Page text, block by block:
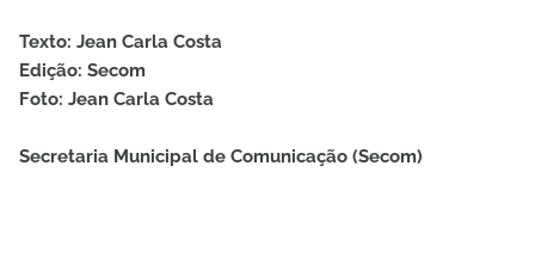
Texto: Jean Carla Costa
Edição: Secom
Foto: Jean Carla Costa
Secretaria Municipal de Comunicação (Secom)